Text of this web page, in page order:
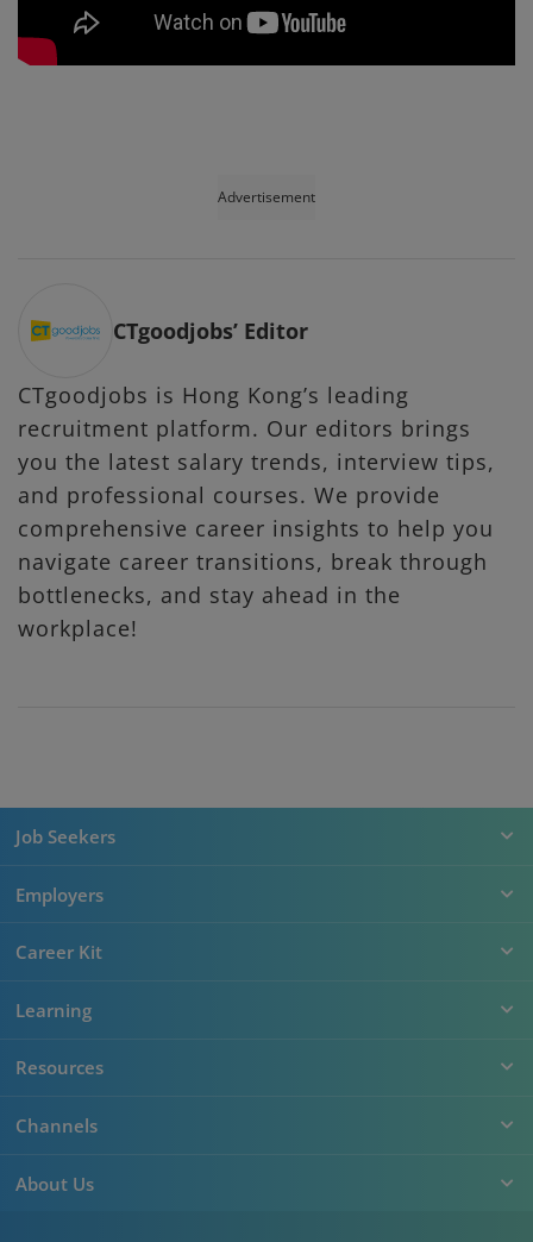
Advertisement
CTgoodjobs’ Editor
CTgoodjobs is Hong Kong’s leading
recruitment platform. Our editors brings
you the latest salary trends, interview tips,
and professional courses. We provide
comprehensive career insights to help you
navigate career transitions, break through
bottlenecks, and stay ahead in the
workplace!
Job Seekers
Employers
Career Kit
Learning
Resources
Channels
About Us